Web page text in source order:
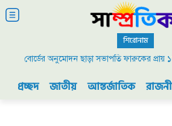
শিরোনাম
বোর্ডের অনুমোদন ছাড়া সভাপতি ফারুকের প্রায়
প্রচ্ছদ জাতীয় আন্তর্জাতিক